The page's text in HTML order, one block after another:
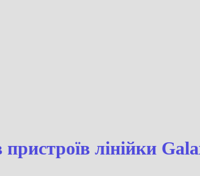
пристроїв